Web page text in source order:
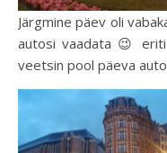
Järgmine päev oli
autosi vaadata 😉
veetsin pool päeva